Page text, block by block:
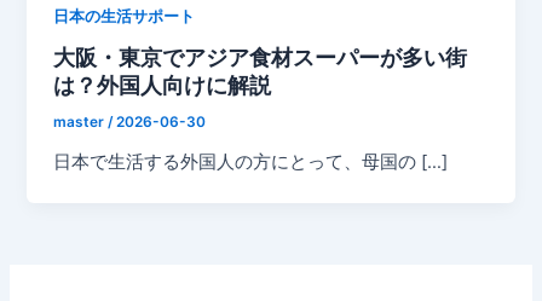
日本の生活サポート
大阪・東京でアジア食材スーパーが多い街
は？外国人向けに解説
master/2026-06-30
日本で生活する外国人の方にとって、母国の […]